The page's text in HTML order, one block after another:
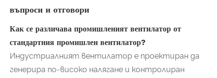
въпроси и отговори
Как се различава промишленият вентилатор от
стандартния промишлен вентилатор?
Индустриалният вентилатор е проектиран да
генерира по-високо налягане и контролиран